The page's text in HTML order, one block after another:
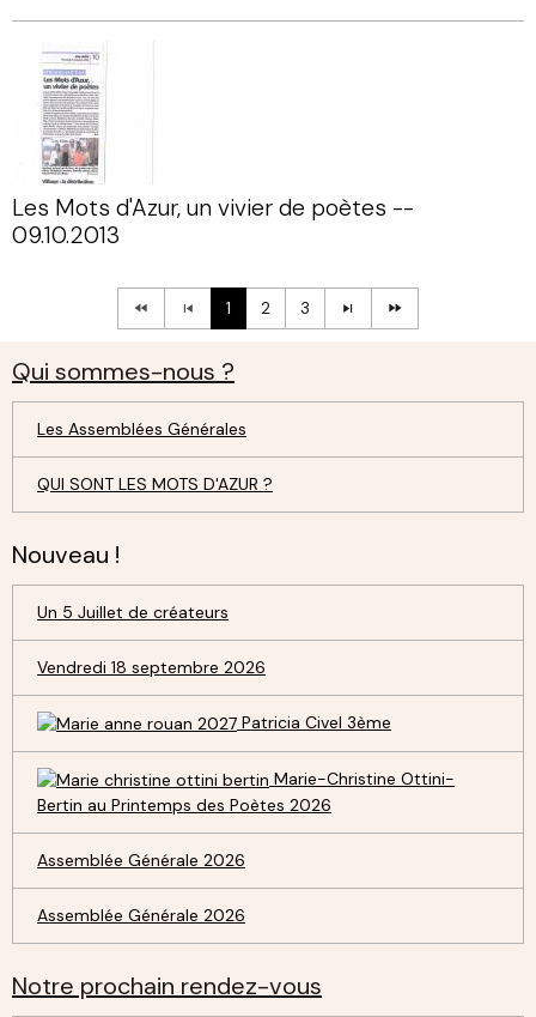
Les Mots d'Azur, un vivier de poètes --
09.10.2013
1 2 3
Qui sommes-nous ?
Les Assemblées Générales
QUI SONT LES MOTS D'AZUR ?
Nouveau !
Un 5 Juillet de créateurs
Vendredi 18 septembre 2026
Patricia Civel 3ème
Marie-Christine Ottini-
Bertin au Printemps des Poètes 2026
Assemblée Générale 2026
Assemblée Générale 2026
Notre prochain rendez-vous